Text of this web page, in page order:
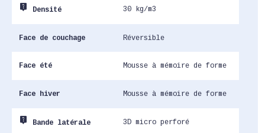
live_help Densité 30 kg/m3
Face de couchage Réversible
Face été Mousse à mémoire de forme
Face hiver Mousse à mémoire de forme
live_help Bande latérale 3D micro perforé